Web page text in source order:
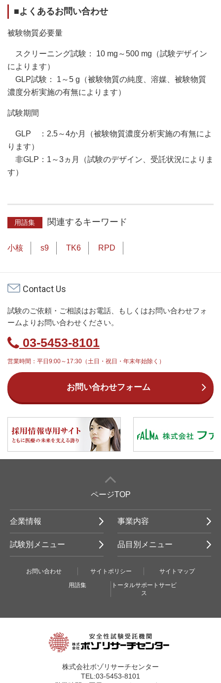
■よくあるお問い合わせ
被験物質必要量
スクリーニング試験： 10 mg～500 mg（試験デザイン
によります）
GLP試験： 1～5 g（被験物質の純度、溶媒、被験物質
濃度分析実施の有無によります）
試験期間
GLP ：2.5～4か月（被験物質濃度分析実施の有無によ
ります）
非GLP：1～3ヵ月（試験のデザイン、受託状況によりま
す）
用語集 関連するキーワード
小核 s9 TK6 RPD
Contact Us
試験のご依頼・ご相談はお電話、もしくはお問い合わせフォ
ームよりお問い合わせください。
03-5453-8101
営業時間：平日9:00～17:30（土日・祝日・年末年始除く）
お問い合わせフォーム
ページTOP
企業情報 事業内容
試験別メニュー 品目別メニュー
お問い合わせ サイトポリシー
サイトマップ
用語集
トータルサポートサービ
ス
株式会社ボゾリサーチセンター
TEL:03-5453-8101